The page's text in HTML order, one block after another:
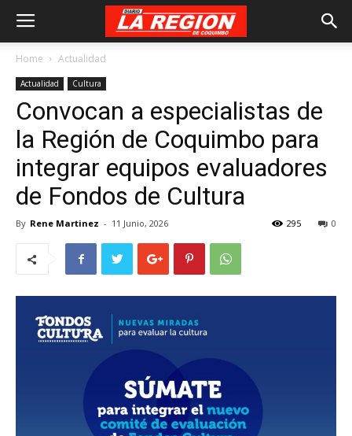
Home Actualidad
Actualidad Cultura
Convocan a especialistas de
la Región de Coquimbo para
integrar equipos evaluadores
de Fondos de Cultura
By Rene Martinez - 11 Junio, 2026 0
295